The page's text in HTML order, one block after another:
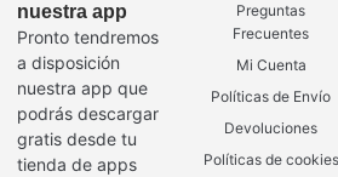
nuestra app
Pronto tendremos
a disposición
nuestra app que
podrás descargar
gratis desde tu
tienda de apps
Preguntas
Frecuentes
Mi Cuenta
Políticas de Envío
Devoluciones
Políticas de cookies